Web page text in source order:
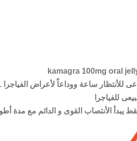
للأنتظار ساعة ووداعاً لأعراض الفياجرا .
للفياجرا